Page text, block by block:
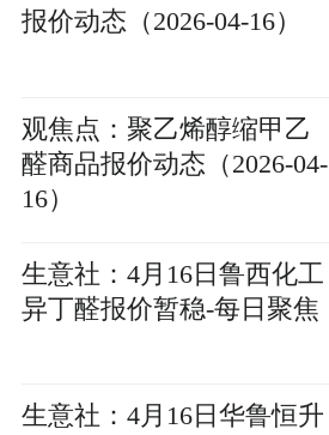
报价动态（2026-04-16）
观焦点：聚乙烯醇缩甲乙
醛商品报价动态（2026-04-
16）
生意社：4月16日鲁西化工
异丁醛报价暂稳-每日聚焦
生意社：4月16日华鲁恒升